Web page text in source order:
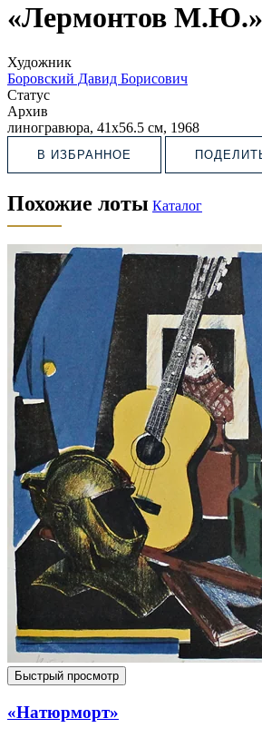
«Лермонтов М.Ю.»
Художник
Боровский Давид Борисович
Статус
Архив
линогравюра, 41х56.5 см, 1968
В ИЗБРАННОЕ
Похожие лоты Каталог
Быстрый просмотр
«Натюрморт»